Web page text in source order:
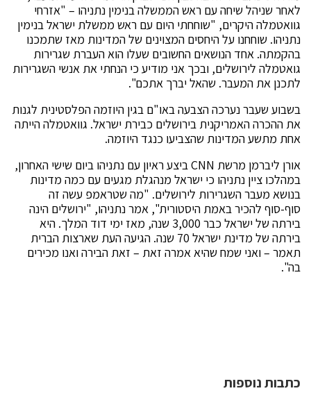
לאחר שניהל שיחה עם ראש הממשלה בנימין נתניהו – "אזרחי
גוואטמלה היקרים, "שוחחתי היום עם ראש ממשלת ישראל בנימין
נתניהו. שוחחנו על היחסים המצוינים של המדינות מאז שתמכנו
בהקמתה. אחד הנושאים החשובים שעלו הוא העברת שגרירות
גואטמלה לירושלים, ובכך אני מודיע כי הנחתי את אנשי השגרירות
לתכנן את המעבר. שהאל יברך אתכם".
בשבוע שעבר נערכה הצבעה באו"ם בגין היוזמה הפלסטינית לגנות
את ההכרה האמריקנית בירושלים כבירת ישראל. גוואטמלה הייתה
אחת מתשע המדינות שהצביעו כנגד היוזמה.
אורן ליברמן מרשת CNN ביצע ראיון עם נתניהו ביום שישי האחרון,
במהלכו ציין נתניהו כי ישראל מנהגלת מגעים עם כמה מדינות
בנושא מעבר השגרירות לירושלים. "מה שטראמפ עשה זה
סוף-סוף להכיר באמת היסטורית", אמר נתניהו, "ירושלים הינה
בירתה של ישראל כבר 3,000 שנה, מאז ימי דוד המלך. היא
בירתה של מדינת ישראל 70 שנה. הגיעה העת שארצות הברית
תאמר – ואני שמח שהיא אמרה זאת – זאת הבירה ואנו מכירים
בה".
כתבות נוספות